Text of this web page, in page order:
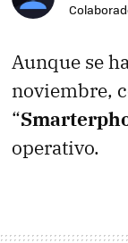
Aunque se
noviembre,
“
operativo.